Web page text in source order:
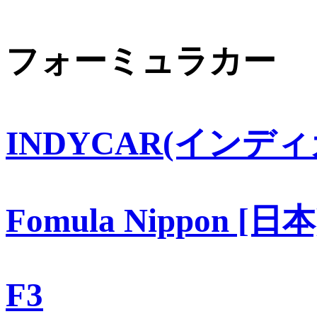
フォーミュラカー
INDYCAR(インデ
Fomula Nippon [日
F3